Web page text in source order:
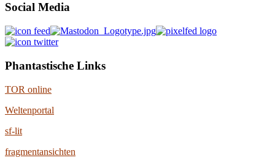
Social Media
Phantastische Links
TOR online
Weltenportal
sf-lit
fragmentansichten